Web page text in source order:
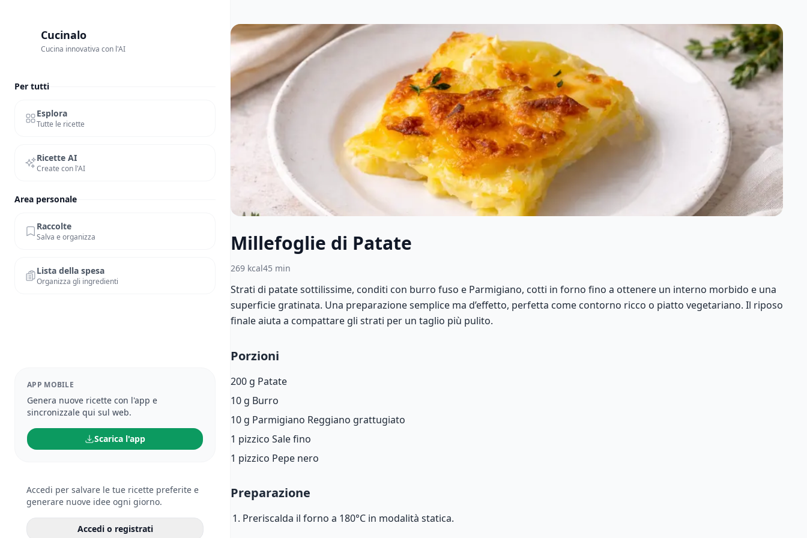
Cucinalo
Cucina innovativa con l'AI
Per tutti
Esplora
Tutte le ricette
Ricette AI
Create con l'AI
Area personale
Raccolte
Salva e organizza
Lista della spesa
Organizza gli ingredienti
APP MOBILE
Genera nuove ricette con l'app e
sincronizzale qui sul web.
Scarica l'app
Accedi per salvare le tue ricette preferite e
generare nuove idee ogni giorno.
Accedi o registrati
Millefoglie di Patate
269 kcal45 min
Strati di patate sottilissime, conditi con burro fuso e Parmigiano, cotti in forno fino a ottenere un interno morbido e una
superficie gratinata. Una preparazione semplice ma d’effetto, perfetta come contorno ricco o piatto vegetariano. Il riposo
finale aiuta a compattare gli strati per un taglio più pulito.
Porzioni
200 g Patate
10 g Burro
10 g Parmigiano Reggiano grattugiato
1 pizzico Sale fino
1 pizzico Pepe nero
Preparazione
Preriscalda il forno a 180°C in modalità statica.